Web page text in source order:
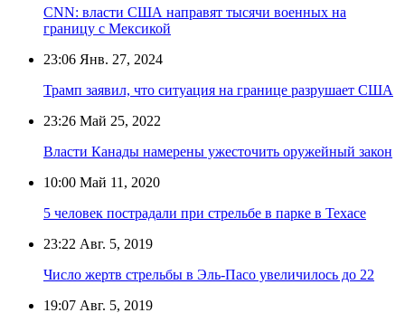
CNN: власти США направят тысячи военных на
границу с Мексикой
23:06 Янв. 27, 2024
Трамп заявил, что ситуация на границе разрушает США
23:26 Май 25, 2022
Власти Канады намерены ужесточить оружейный закон
10:00 Май 11, 2020
5 человек пострадали при стрельбе в парке в Техасе
23:22 Авг. 5, 2019
Число жертв стрельбы в Эль-Пасо увеличилось до 22
19:07 Авг. 5, 2019